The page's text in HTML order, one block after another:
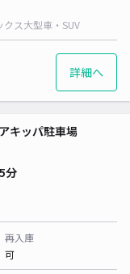
クス大型車・SUV
詳細へ
キッパ駐車場
分
再入庫
可